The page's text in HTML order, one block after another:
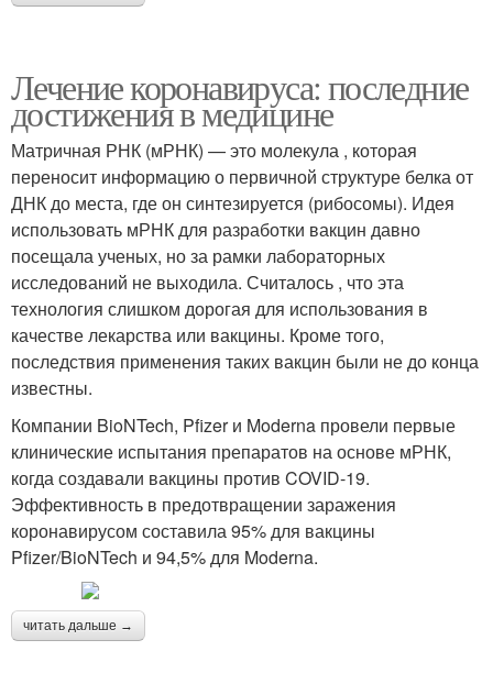
Лечение коронавируса: последние
достижения в медицине
Матричная РНК (мРНК) — это молекула , которая
переносит информацию о первичной структуре белка от
ДНК до места, где он синтезируется (рибосомы). Идея
использовать мРНК для разработки вакцин давно
посещала ученых, но за рамки лабораторных
исследований не выходила. Считалось , что эта
технология слишком дорогая для использования в
качестве лекарства или вакцины. Кроме того,
последствия применения таких вакцин были не до конца
известны.
Компании BioNTech, Pfizer и Moderna провели первые
клинические испытания препаратов на основе мРНК,
когда создавали вакцины против COVID-19.
Эффективность в предотвращении заражения
коронавирусом составила 95% для вакцины
Pfizer/BioNTech и 94,5% для Moderna.
читать дальше →